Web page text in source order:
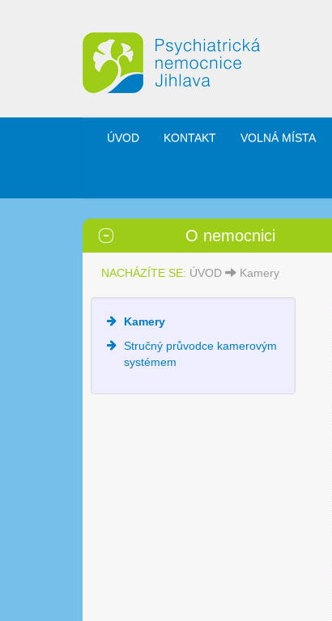
ÚVOD KONTAKT VOLNÁ MÍSTA
O nemocnici
NACHÁZÍTE SE: ÚVOD Kamery
Kamery
Stručný průvodce kamerovým
systémem